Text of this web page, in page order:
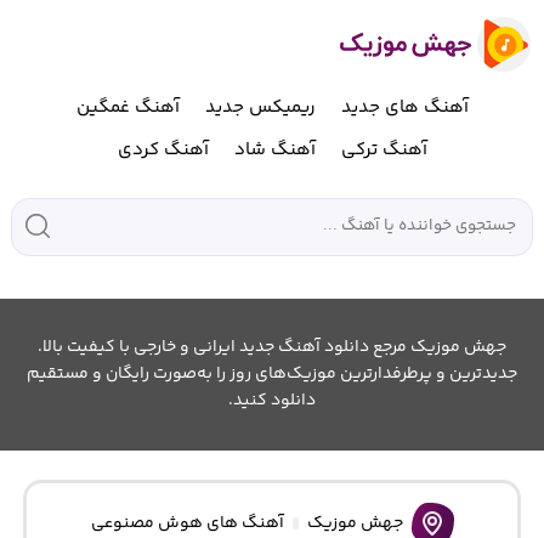
آهنگ های جدید ریمیکس جدید
آهنگ غمگین
آهنگ ترکی
آهنگ شاد آهنگ کردی
جهش موزیک مرجع دانلود آهنگ جدید ایرانی و خارجی با کیفیت بالا.
جدیدترین و پرطرفدارترین موزیک‌های روز را به‌صورت رایگان و مستقیم
دانلود کنید.
جهش موزیک
آهنگ های هوش مصنوعی